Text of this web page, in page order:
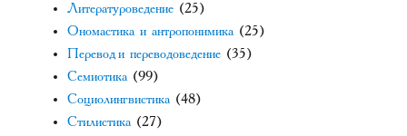
Литературоведение (25)
Ономастика и антропонимика (25)
Перевод и переводоведение (35)
Семиотика (99)
Социолингвистика (48)
Стилистика (27)